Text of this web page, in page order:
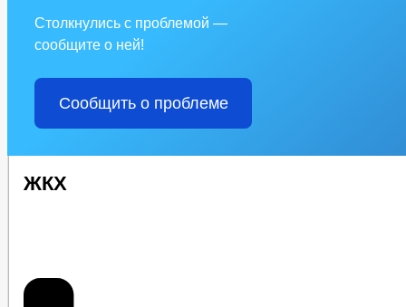
Столкнулись с проблемой —
сообщите о ней!
Сообщить о проблеме
ЖКХ